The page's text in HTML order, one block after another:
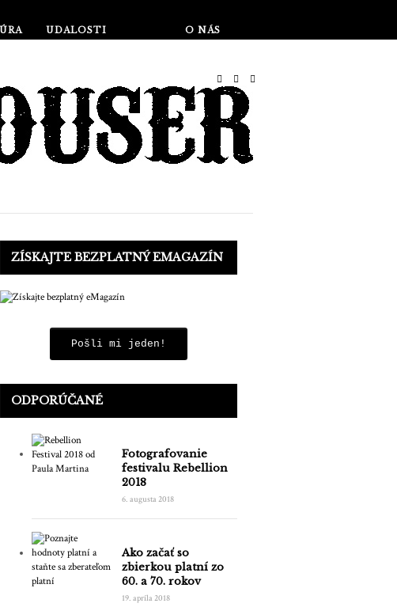
UDALOSTI O NÁS
ZÍSKAJTE BEZPLATNÝ EMAGAZÍN
Pošli mi jeden!
ODPORÚČANÉ
Fotografovanie
festivalu Rebellion
2018
6. augusta 2018
Ako začať so
zbierkou platní zo
60. a 70. rokov
19. apríla 2018